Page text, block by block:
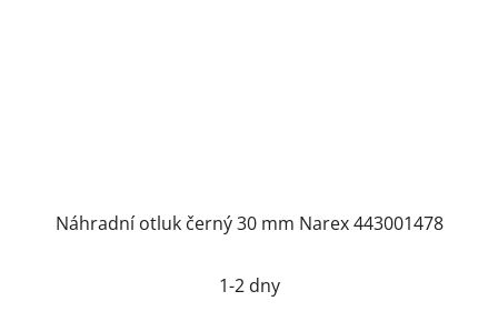
Náhradní otluk černý 30 mm Narex 443001478
1-2 dny